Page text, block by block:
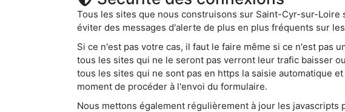
Tous les sites que nous construisons sur Saint-Cyr-sur-
éviter des messages d'alerte de plus en plus fréquents sur
Si ce n'est pas votre cas, il faut le faire même si ce n'est pas
tous les sites qui ne le seront pas verront leur trafic baisser
tous les sites qui ne sont pas en https la saisie automatique
moment de procéder à l'envoi du formulaire.
Nous mettons également régulièrement à jour les